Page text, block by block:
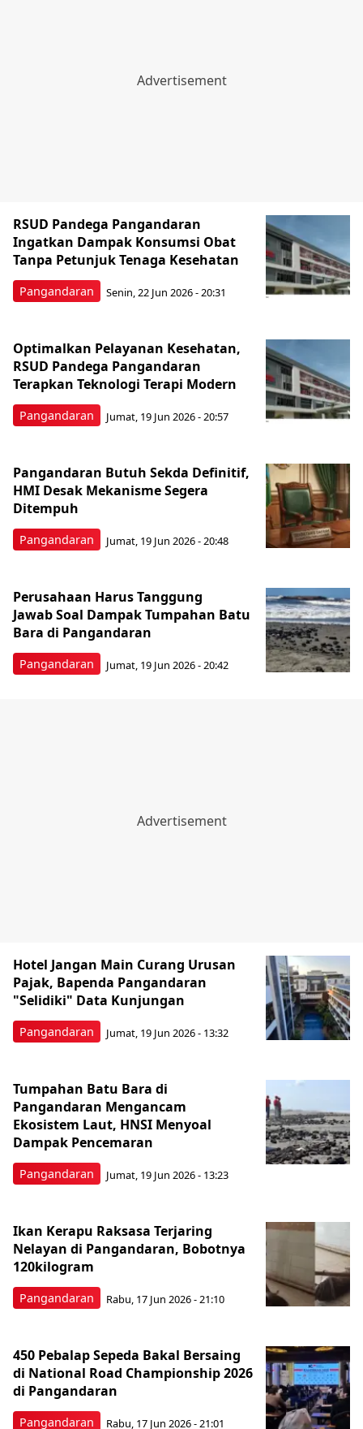
Pangandaran
RSUD Pandega Pangandaran
Ingatkan Dampak Konsumsi Obat
Tanpa Petunjuk Tenaga Kesehatan
Senin, 22 Jun 2026 - 20:31
Pangandaran
Optimalkan Pelayanan Kesehatan,
RSUD Pandega Pangandaran
Terapkan Teknologi Terapi Modern
Jumat, 19 Jun 2026 - 20:57
Pangandaran
Pangandaran Butuh Sekda Definitif,
HMI Desak Mekanisme Segera
Ditempuh
Jumat, 19 Jun 2026 - 20:48
Pangandaran
Perusahaan Harus Tanggung
Jawab Soal Dampak Tumpahan Batu
Bara di Pangandaran
Jumat, 19 Jun 2026 - 20:42
Pangandaran
Hotel Jangan Main Curang Urusan
Pajak, Bapenda Pangandaran
"Selidiki" Data Kunjungan
Jumat, 19 Jun 2026 - 13:32
Pangandaran
Tumpahan Batu Bara di
Pangandaran Mengancam
Ekosistem Laut, HNSI Menyoal
Dampak Pencemaran
Jumat, 19 Jun 2026 - 13:23
Pangandaran
Ikan Kerapu Raksasa Terjaring
Nelayan di Pangandaran, Bobotnya
120kilogram
Rabu, 17 Jun 2026 - 21:10
Pangandaran
450 Pebalap Sepeda Bakal Bersaing
di National Road Championship 2026
di Pangandaran
Rabu, 17 Jun 2026 - 21:01